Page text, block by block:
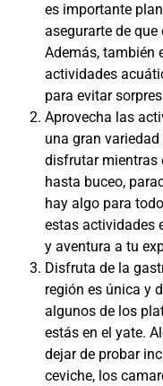
es importante
asegurarte de
Además, también
actividades
para evitar
Aprovecha las
una gran
disfrutar mientras
hasta buceo,
hay algo para
estas actividades
y aventura a tu
Disfruta de la
región es única y
algunos de los
estás en el yate.
dejar de probar
ceviche, los